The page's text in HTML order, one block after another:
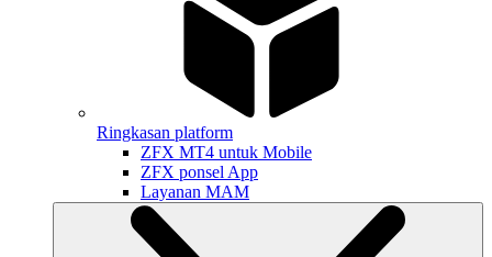
Ringkasan platform
ZFX MT4 untuk Mobile
ZFX ponsel App
Layanan MAM